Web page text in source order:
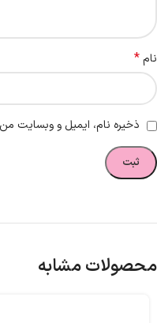
نام*
ذخیره نام، ایمیل و وبسایت
محصولات مشابه